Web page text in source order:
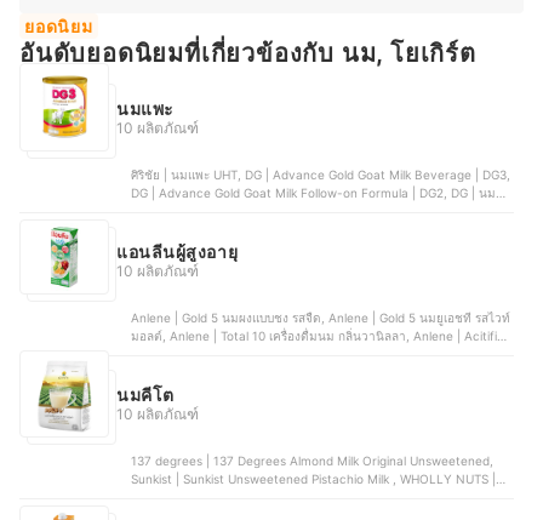
ยอดนิยม
อันดับยอดนิยมที่เกี่ยวข้องกับ นม, โยเกิร์ต
นมแพะ
10 ผลิตภัณฑ์
ศิริชัย | นมแพะ UHT, DG | Advance Gold Goat Milk Beverage | DG3,
DG | Advance Gold Goat Milk Follow-on Formula | DG2, DG | นม
แอนลีนผู้สูงอายุ
10 ผลิตภัณฑ์
Anlene | Gold 5 นมผงแบบชง รสจืด, Anlene | Gold 5 นมยูเอชที รสไวท์
มอลต์, Anlene | Total 10 เครื่องดื่มนม กลิ่นวานิลลา, Anlene | Acitifit
นมคีโต
10 ผลิตภัณฑ์
137 degrees | 137 Degrees Almond Milk Original Unsweetened,
Sunkist | Sunkist Unsweetened Pistachio Milk , WHOLLY NUTS |